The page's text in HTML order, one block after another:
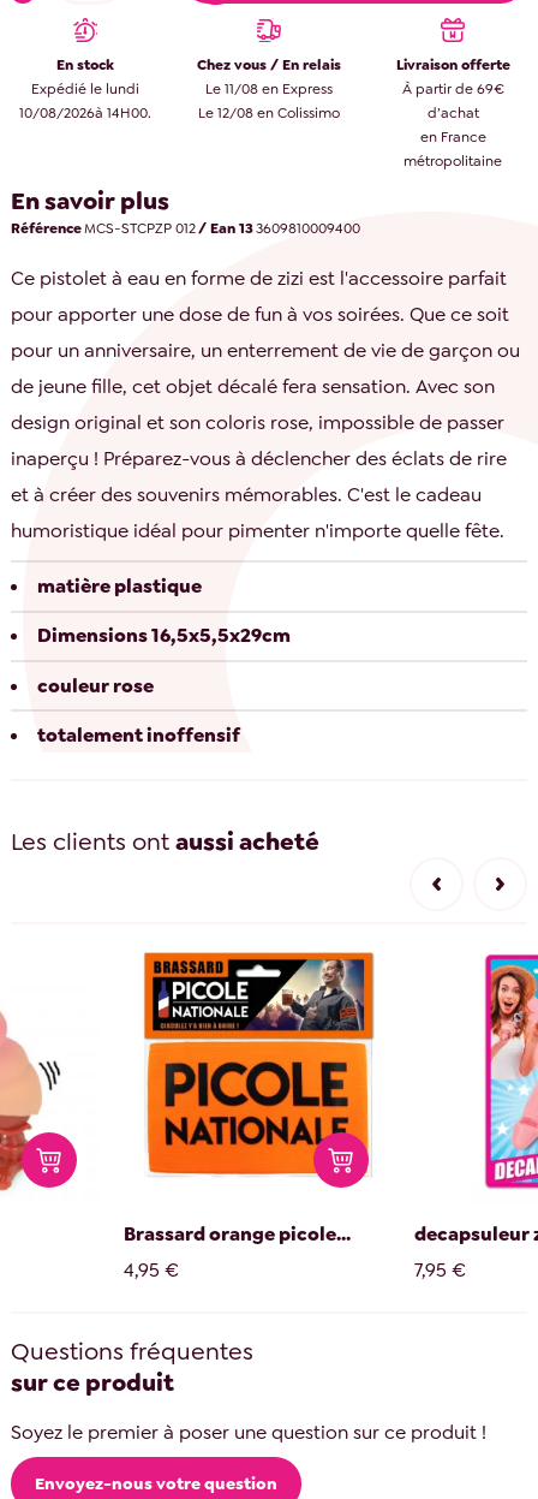
En stock
Expédié le lundi
10/08/2026à 14H00.
Chez vous / En relais
Le 11/08 en Express
Le 12/08 en Colissimo
Livraison offerte
À partir de 69€
d’achat
en France
métropolitaine
En savoir plus
RéférenceMCS-STCPZP 012/ Ean 133609810009400
Ce pistolet à eau en forme de zizi est l'accessoire parfait
pour apporter une dose de fun à vos soirées. Que ce soit
pour un anniversaire, un enterrement de vie de garçon ou
de jeune fille, cet objet décalé fera sensation. Avec son
design original et son coloris rose, impossible de passer
inaperçu ! Préparez-vous à déclencher des éclats de rire
et à créer des souvenirs mémorables. C'est le cadeau
humoristique idéal pour pimenter n'importe quelle fête.
matière plastique
Dimensions 16,5x5,5x29cm
couleur rose
totalement inoffensif
Les clients ontaussi acheté
Brassard orange picole...
4,95 €
decapsuleur
7,95 €
Questions fréquentes
sur ce produit
Soyez le premier à poser une question sur ce produit !
Envoyez-nous votre question